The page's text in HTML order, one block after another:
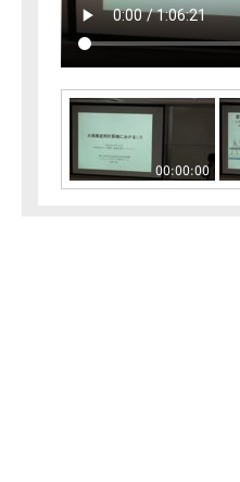
00:00:00